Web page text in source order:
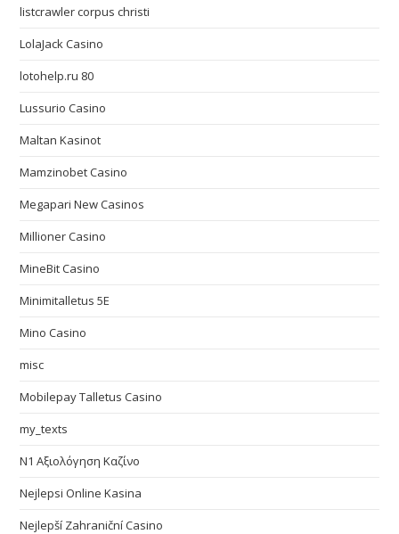
listcrawler corpus christi
LolaJack Casino
lotohelp.ru 80
Lussurio Casino
Maltan Kasinot
Mamzinobet Casino
Megapari New Casinos
Millioner Casino
MineBit Casino
Minimitalletus 5E
Mino Casino
misc
Mobilepay Talletus Casino
my_texts
N1 Αξιολόγηση Καζίνο
Nejlepsi Online Kasina
Nejlepší Zahraniční Casino